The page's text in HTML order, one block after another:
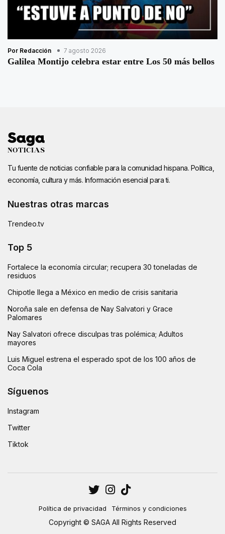
Por Redacción 7 agosto 2026
Galilea Montijo celebra estar entre Los 50 más bellos
Tu fuente de noticias confiable para la comunidad hispana. Política,
economía, cultura y más. Información esencial para ti.
Nuestras otras marcas
Trendeo.tv
Top 5
Fortalece la economía circular; recupera 30 toneladas de
residuos
Chipotle llega a México en medio de crisis sanitaria
Noroña sale en defensa de Nay Salvatori y Grace
Palomares
Nay Salvatori ofrece disculpas tras polémica; Adultos
mayores
Luis Miguel estrena el esperado spot de los 100 años de
Coca Cola
Síguenos
Instagram
Twitter
Tiktok
Política de privacidad Términos y condiciones
Copyright © SAGA All Rights Reserved